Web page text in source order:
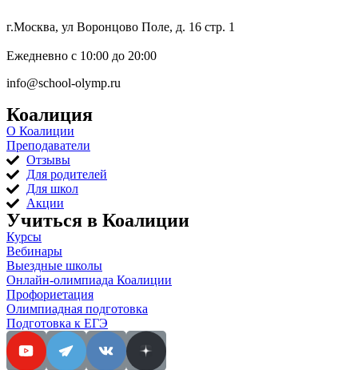
г.Москва, ул Воронцово Поле, д. 16 стр. 1
Ежедневно с 10:00 до 20:00
info@school-olymp.ru
Коалиция
О Коалиции
Преподаватели
Отзывы
Для родителей
Для школ
Акции
Учиться в Коалиции
Курсы
Вебинары
Выездные школы
Онлайн-олимпиада Коалиции
Профориетация
Олимпиадная подготовка
Подготовка к ЕГЭ